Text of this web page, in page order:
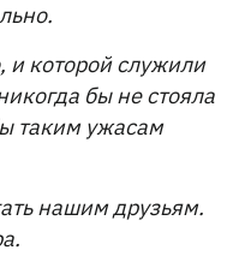
которой служили
бы не стояла
таким ужасам
нашим друзьям.